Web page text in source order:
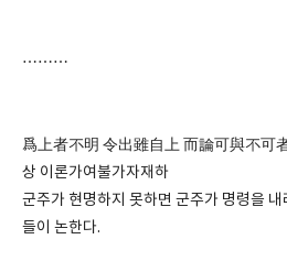
………
爲上者不明 令出雖自上 而論可與不可
상 이론가여불가자재하
군주가 현명하지 못하면 군주가 명령을
들이 논한다.